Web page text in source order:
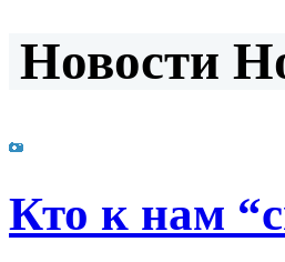
Новости
Кто к нам